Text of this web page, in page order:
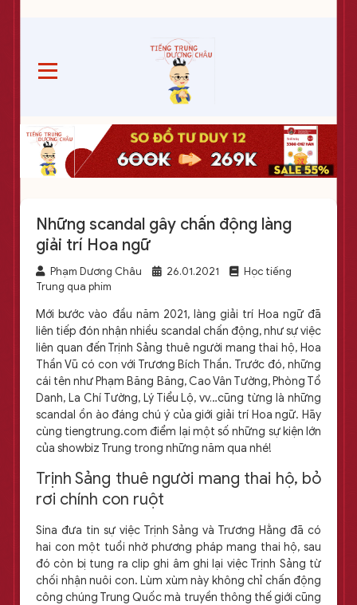
Những scandal gây chấn động làng
giải trí Hoa ngữ
Phạm Dương Châu 26.01.2021
Học tiếng
Trung qua phim
Mới bước vào đầu năm 2021, làng giải trí Hoa ngữ đã
liên tiếp đón nhận nhiều scandal chấn động, như sự việc
liên quan đến Trịnh Sảng thuê người mang thai hộ, Hoa
Thần Vũ có con với Trương Bích Thần. Trước đó, những
cái tên như Phạm Băng Băng, Cao Vân Tường, Phòng Tổ
Danh, La Chí Tường, Lý Tiểu Lộ, vv…cũng từng là những
scandal ồn ào đáng chú ý của giới giải trí Hoa ngữ. Hãy
cùng tiengtrung.com điểm lại một số những sự kiện lớn
của showbiz Trung trong những năm qua nhé!
Trịnh Sảng thuê người mang thai hộ, bỏ
rơi chính con ruột
Sina đưa tin sự việc Trịnh Sảng và Trương Hằng đã có
hai con một tuổi nhờ phương pháp mang thai hộ, sau
đó còn bị tung ra clip ghi âm ghi lại việc Trịnh Sảng từ
chối nhận nuôi con. Lùm xùm này không chỉ chấn động
công chúng Trung Quốc mà truyền thông thế giới cũng